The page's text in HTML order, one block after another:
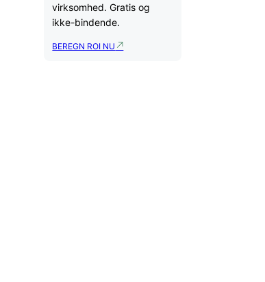
virksomhed. Gratis og
ikke-bindende.
BEREGN ROI NU